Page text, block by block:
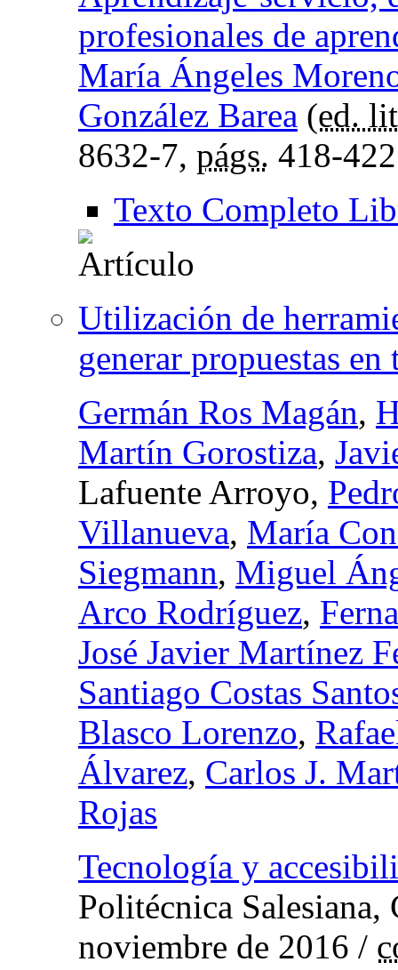
profesionales de
María Ángeles
González Barea (ed.
8632-7, págs. 418-422
Texto Completo
Utilización de
generar propuestas
Germán Ros Magán,
Martín Gorostiza,
Lafuente Arroyo,
Villanueva, María
Siegmann, Miguel
Arco Rodríguez,
José Javier Martínez
Santiago Costas
Blasco Lorenzo,
Álvarez, Carlos J.
Rojas
Tecnología y
Politécnica Salesiana,
noviembre de 2016 /